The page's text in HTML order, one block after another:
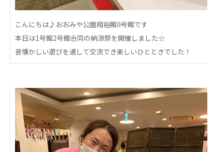
聖心美容クリニック
S-Labo（渋谷院）
医療法人社団 デンタルケアコミュニティ
フォレストデンタルクリニック
松園病院介護医療院
松園第二病院
複合ケアセンターまつぞの
医療法人社団 鴻愛会
こうのす共生病院
こんにちは♪おおみや公園翔裕館II号館です
本日は1号館2号館合同の納涼祭を開催しました☆
昔懐かしい遊びを通して交流でき楽しいひとときでした！